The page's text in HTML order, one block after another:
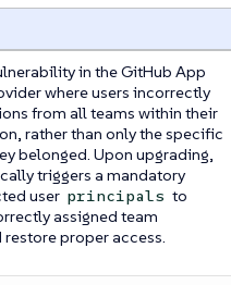
in the GitHub App
where users incorrectly
from all teams within their
rather than only the specific
belonged. Upon upgrading,
triggers a mandatory
user principals to
assigned team
proper access.